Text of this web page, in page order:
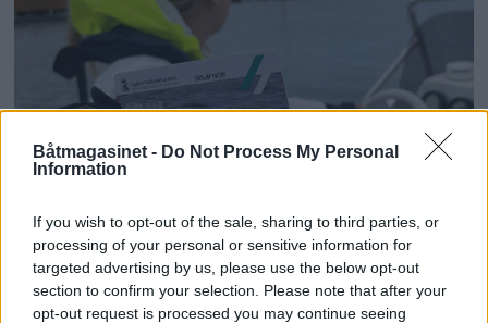
Båtmagasinet - Do Not Process My Personal
Information
If you wish to opt-out of the sale, sharing to third parties, or
processing of your personal or sensitive information for
targeted advertising by us, please use the below opt-out
section to confirm your selection. Please note that after your
opt-out request is processed you may continue seeing
Praktisk utsjekk vurderes
for båtførerprøven